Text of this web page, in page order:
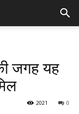
जगह यह
0
2021